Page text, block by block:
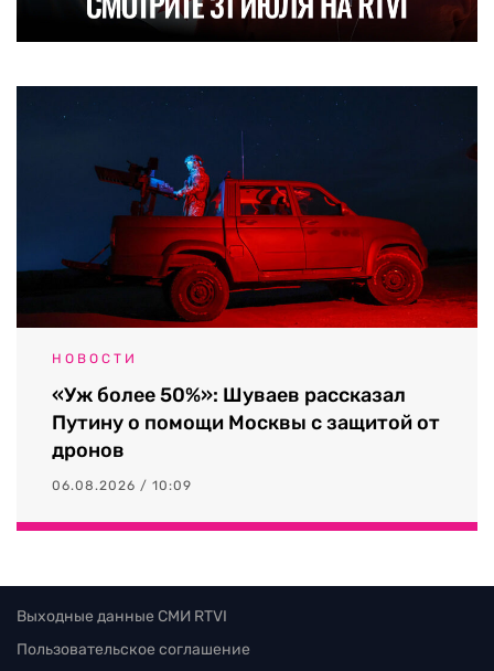
НОВОСТИ
«Уж более 50%»: Шуваев рассказал
Путину о помощи Москвы с защитой от
дронов
06.08.2026 / 10:09
Выходные данные СМИ RTVI
Пользовательское соглашение